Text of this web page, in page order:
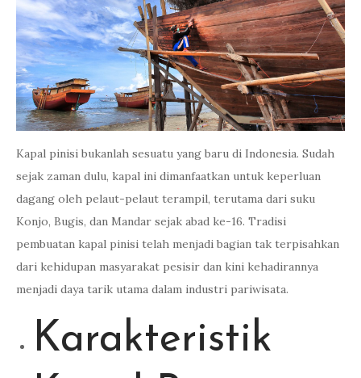
Kapal pinisi bukanlah sesuatu yang baru di Indonesia. Sudah
sejak zaman dulu, kapal ini dimanfaatkan untuk keperluan
dagang oleh pelaut-pelaut terampil, terutama dari suku
Konjo, Bugis, dan Mandar sejak abad ke-16. Tradisi
pembuatan kapal pinisi telah menjadi bagian tak terpisahkan
dari kehidupan masyarakat pesisir dan kini kehadirannya
menjadi daya tarik utama dalam industri pariwisata.
Karakteristik